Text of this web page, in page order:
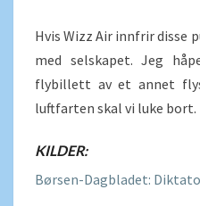
Hvis Wizz Air innfrir disse
med selskapet. Jeg
flybillett av et annet
luftfarten skal vi luke bort.
KILDER:
Børsen-Dagbladet: